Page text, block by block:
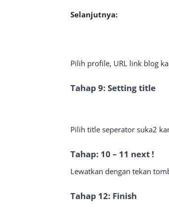
Selanjutnya:
Pilih profile, URL link blog
Tahap 9: Setting title
Pilih title seperator suka2
Tahap: 10 – 11 next !
Lewatkan dengan tekan
Tahap 12: Finish